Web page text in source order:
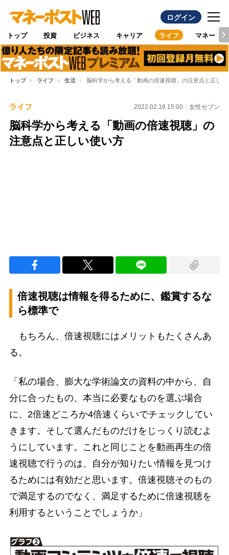
ログイン
トップ 投資 ビジネス キャリア ライフ マネー
トップ ライフ 生活 脳科学から考える「動画の倍速視聴」の注意点と正しい
ライフ 2022.02.16 15:00 女性セブン
脳科学から考える「動画の倍速視聴」の
注意点と正しい使い方
倍速視聴は情報を得るために、鑑賞するな
ら標準で
もちろん、倍速視聴にはメリットもたくさんあ
る。
「私の場合、膨大な学術論文の資料の中から、自
分に合ったもの、本当に必要なものを選ぶ場合
に、2倍速どころか4倍速くらいでチェックしてい
きます。そして選んだものだけをじっくり読むよ
うにしています。これと同じことを動画再生の倍
速視聴で行うのは、自分が知りたい情報を見つけ
るためには有効だと思います。倍速視聴そのもの
で満足するのでなく、満足するために倍速視聴を
利用するということでしょうか」